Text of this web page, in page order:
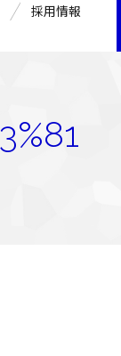
採用情報